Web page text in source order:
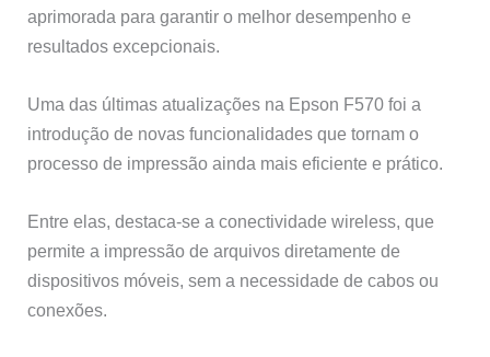
aprimorada para garantir o melhor desempenho e
resultados excepcionais.
Uma das últimas atualizações na Epson F570 foi a
introdução de novas funcionalidades que tornam o
processo de impressão ainda mais eficiente e prático.
Entre elas, destaca-se a conectividade wireless, que
permite a impressão de arquivos diretamente de
dispositivos móveis, sem a necessidade de cabos ou
conexões.